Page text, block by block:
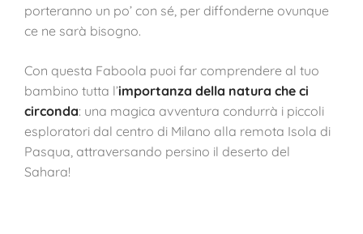
porteranno un po’ con sé, per diffonderne ovunque
ce ne sarà bisogno.
Con questa Faboola puoi far comprendere al tuo
bambino tutta l’importanza della natura che ci
circonda: una magica avventura condurrà i piccoli
esploratori dal centro di Milano alla remota Isola di
Pasqua, attraversando persino il deserto del
Sahara!